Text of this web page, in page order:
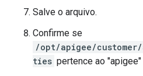
Salve o arquivo.
Confirme se
/opt/apigee/
ties pertence ao "apigee"